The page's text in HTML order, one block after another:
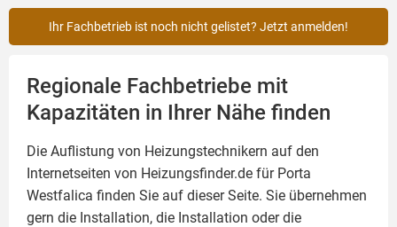
Ihr Fachbetrieb ist noch nicht gelistet? Jetzt anmelden!
Regionale Fachbetriebe mit
Kapazitäten in Ihrer Nähe finden
Die Auflistung von Heizungstechnikern auf den
Internetseiten von Heizungsfinder.de für Porta
Westfalica finden Sie auf dieser Seite. Sie übernehmen
gern die Installation, die Installation oder die